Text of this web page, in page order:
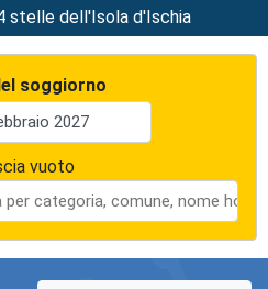
stelle dell'Isola d'Ischia
soggiorno
vuoto